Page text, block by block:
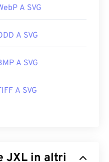
A SVG
A SVG
A SVG
A SVG